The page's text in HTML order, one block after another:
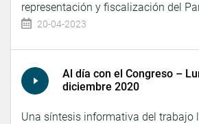
representación y fiscalización del
20-04-2023
Al día con el Congreso –
diciembre 2020
Una síntesis informativa del trabajo